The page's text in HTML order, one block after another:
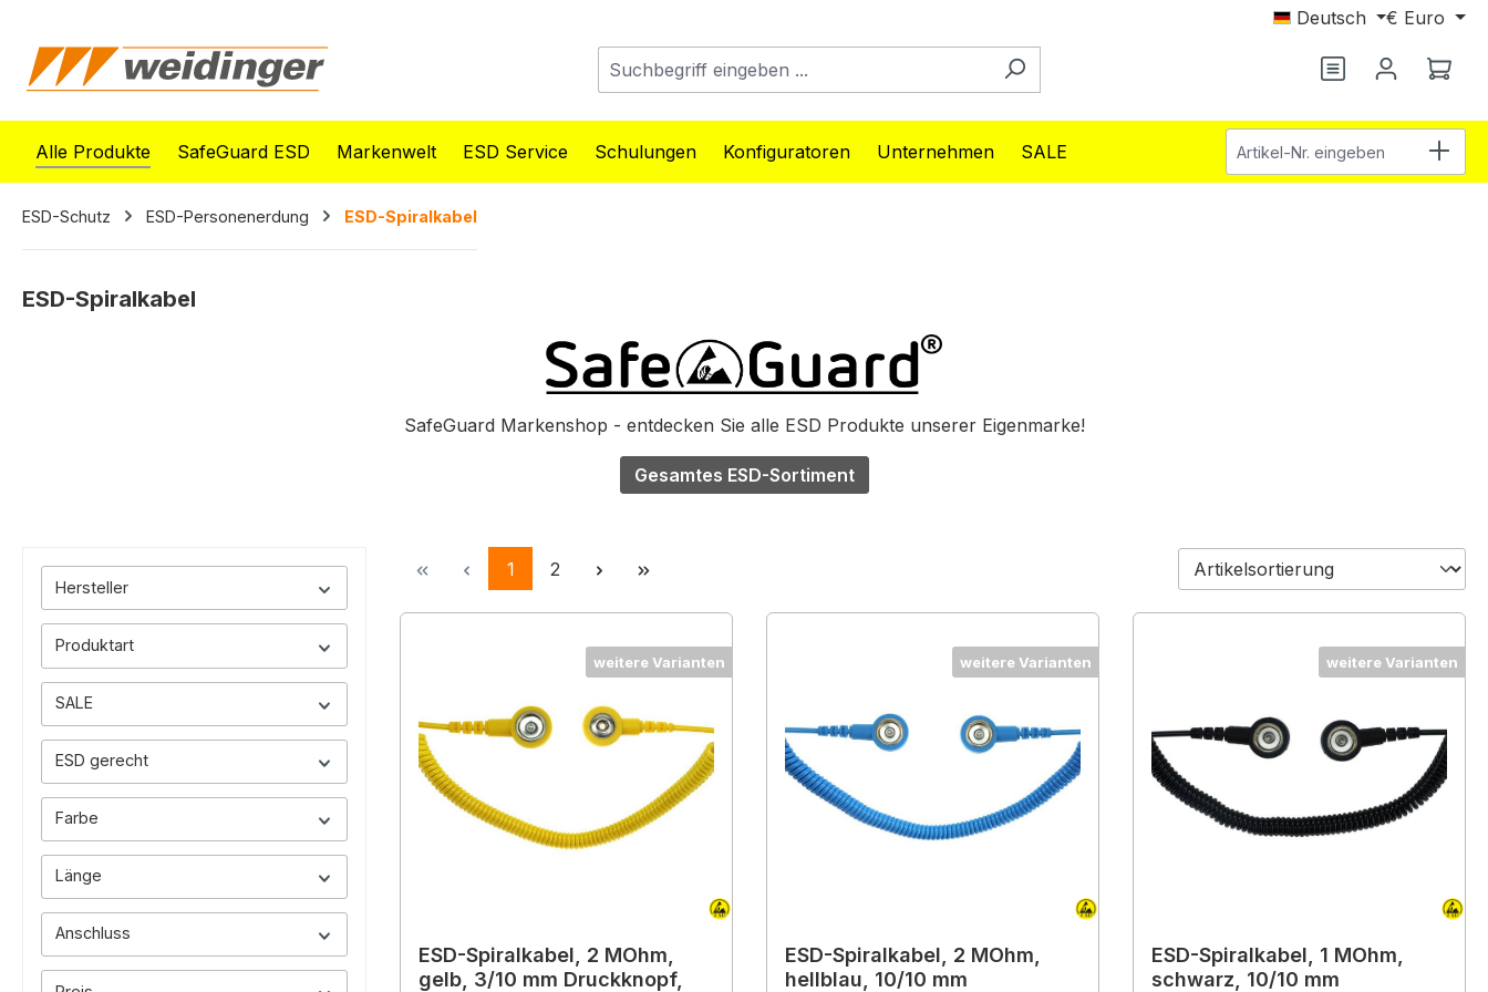
Deutsch € Euro
Du hast 0
Alle Produkte SafeGuard ESD Markenwelt ESD Service Schulungen Konfiguratoren Unternehmen SALE Artikel-Nr. eingeben
ESD-Schutz ESD-Personenerdung ESD-Spiralkabel
ESD-Spiralkabel
SafeGuard Markenshop - entdecken Sie alle ESD Produkte unserer Eigenmarke!
Gesamtes ESD-Sortiment
Hersteller
Produktart
SALE
ESD gerecht
Farbe
Länge
Anschluss
Seite
1 Seite
2
weitere Varianten
ESD-Spiralkabel, 2 MOhm,
gelb, 3/10 mm Druckknopf,
weitere Varianten
ESD-Spiralkabel, 2 MOhm,
hellblau, 10/10 mm
weitere Varianten
ESD-Spiralkabel, 1 MOhm,
schwarz, 10/10 mm